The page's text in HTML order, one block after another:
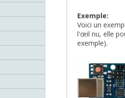
Exemple:
Voici un
l'œil nu, elle
exemple).